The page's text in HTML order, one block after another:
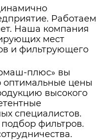
Работаем
Наша компания
мест
и фильтрующего
плюс» вы
оптимальные цены
высокого
специалистов.
фильтров.